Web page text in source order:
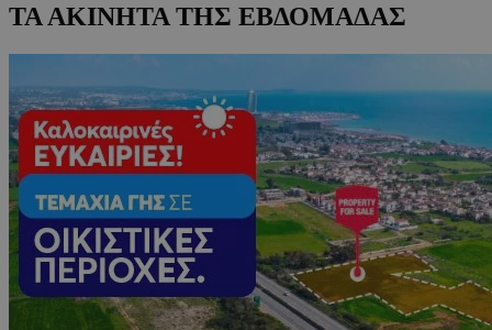
ΤΑ ΑΚΙΝΗΤΑ ΤΗΣ ΕΒΔΟΜΑΔΑΣ